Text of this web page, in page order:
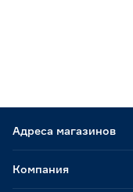
Адреса магазинов
Компания